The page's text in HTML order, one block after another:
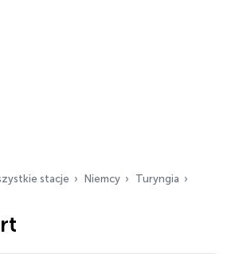
stacje Niemcy
Turyngia